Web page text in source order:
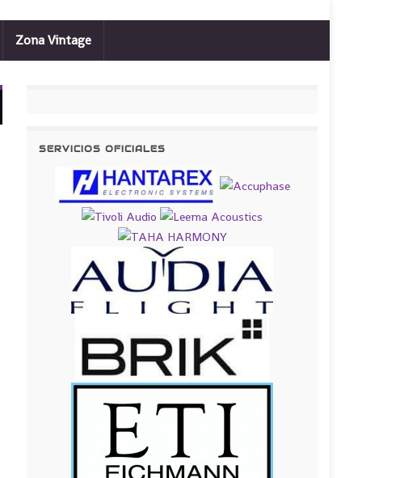
Zona Vintage
SERVICIOS OFICIALES